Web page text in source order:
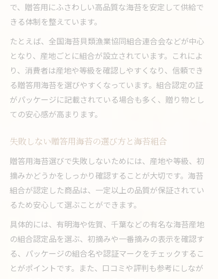
で、贈答用にふさわしい高品質な海苔を安定して供給で
きる体制を整えています。
たとえば、全国海苔貝類漁業協同組合連合会などが中心
となり、産地ごとに組合が設立されています。これによ
り、消費者は産地や等級を確認しやすくなり、信頼でき
る贈答用海苔を選びやすくなっています。組合認定の証
がパッケージに記載されている場合も多く、贈り物とし
ての安心感が高まります。
失敗しない贈答用海苔の選び方と海苔組合
贈答用海苔選びで失敗しないためには、産地や等級、初
摘みかどうかをしっかり確認することが大切です。海苔
組合が認定した商品は、一定以上の品質が保証されてい
るため安心して選ぶことができます。
具体的には、有明海や佐賀、千葉などの有名な海苔産地
の組合認定品を選ぶ、初摘みや一番摘みの表示を確認す
る、パッケージの組合名や認証マークをチェックするこ
とがポイントです。また、口コミや評判も参考にしなが